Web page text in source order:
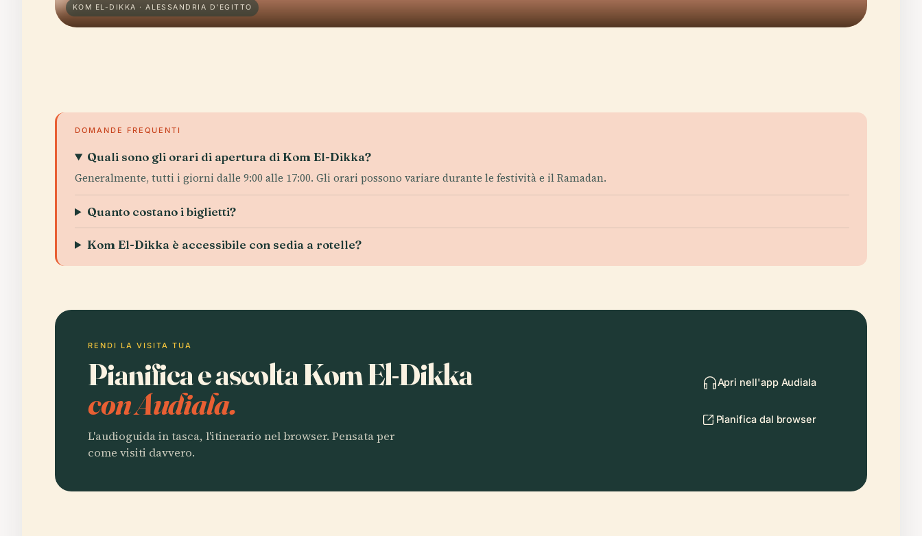
KOM EL-DIKKA · ALESSANDRIA D'EGITTO
DOMANDE FREQUENTI
Quali sono gli orari di apertura di Kom El-Dikka?
Generalmente, tutti i giorni dalle 9:00 alle 17:00. Gli orari possono variare durante le festività e il Ramadan.
Quanto costano i biglietti?
Kom El-Dikka è accessibile con sedia a rotelle?
RENDI LA VISITA TUA
Pianifica e ascolta Kom El-Dikka
con Audiala.
L'audioguida in tasca, l'itinerario nel browser. Pensata per
come visiti davvero.
Apri nell'app Audiala
Pianifica dal browser